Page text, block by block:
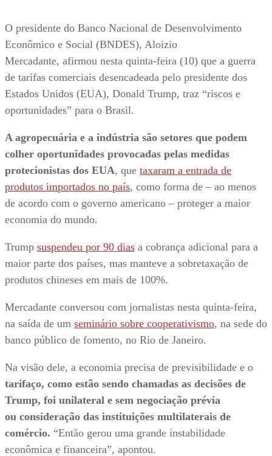
O presidente do Banco Nacional de Desenvolvimento
Econômico e Social (BNDES), Aloizio
Mercadante, afirmou nesta quinta-feira (10) que a guerra
de tarifas comerciais desencadeada pelo presidente dos
Estados Unidos (EUA), Donald Trump, traz “riscos e
oportunidades” para o Brasil.
A agropecuária e a indústria são setores que podem
colher oportunidades provocadas pelas medidas
protecionistas dos EUA, que taxaram a entrada de
produtos importados no país, como forma de – ao menos
de acordo com o governo americano – proteger a maior
economia do mundo.
Trump suspendeu por 90 dias a cobrança adicional para a
maior parte dos países, mas manteve a sobretaxação de
produtos chineses em mais de 100%.
Mercadante conversou com jornalistas nesta quinta-feira,
na saída de um seminário sobre cooperativismo, na sede do
banco público de fomento, no Rio de Janeiro.
Na visão dele, a economia precisa de previsibilidade e o
tarifaço, como estão sendo chamadas as decisões de
Trump, foi unilateral e sem negociação prévia
ou consideração das instituições multilaterais de
comércio. “Então gerou uma grande instabilidade
econômica e financeira”, apontou.